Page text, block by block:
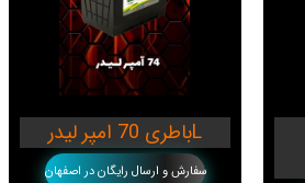
باطری 70 امپر لیدرL
سفارش و ارسال رایگان در اصفهان